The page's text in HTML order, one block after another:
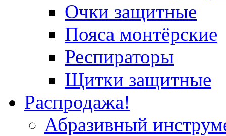
Очки защитные
Пояса монтёрские
Респираторы
Щитки защитные
Распродажа!
Абразивный